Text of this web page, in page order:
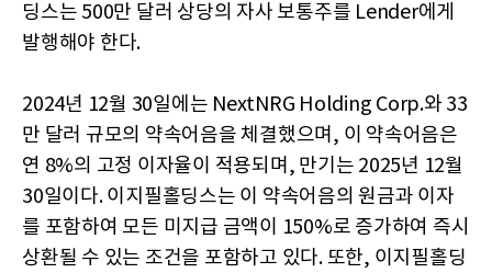
딩스는 500만 달러 상당의 자사 보통주를 Lender에게
발행해야 한다.
2024년 12월 30일에는 NextNRG Holding Corp.와 33
만 달러 규모의 약속어음을 체결했으며, 이 약속어음은
연 8%의 고정 이자율이 적용되며, 만기는 2025년 12월
30일이다. 이지필홀딩스는 이 약속어음의 원금과 이자
를 포함하여 모든 미지급 금액이 150%로 증가하여 즉시
상환될 수 있는 조건을 포함하고 있다. 또한, 이지필홀딩